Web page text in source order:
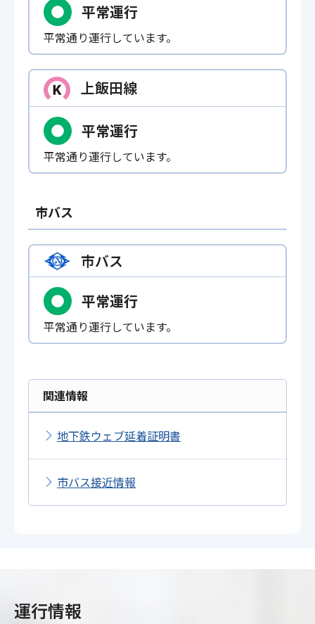
平常運行
平常通り運行しています。
上飯田線
平常運行
平常通り運行しています。
市バス
市バス
平常運行
平常通り運行しています。
関連情報
地下鉄ウェブ延着証明書
市バス接近情報
運行情報